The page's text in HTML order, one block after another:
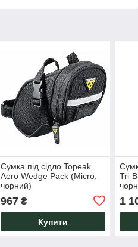
Сумка під сідло Topeak
Aero Wedge Pack (Micro,
чорний)
967₴
Купити
Tri-
1